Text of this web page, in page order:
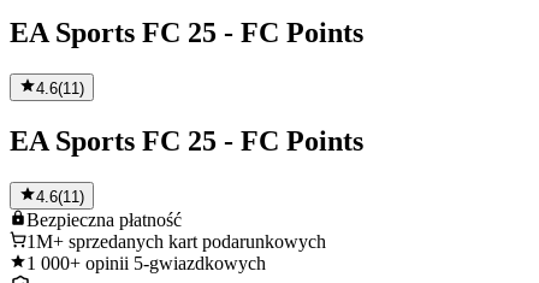
EA Sports FC 25 - FC Points
4.6(11 )
EA Sports FC 25 - FC Points
4.6(11)
Bezpieczna płatność
1M+ sprzedanych kart podarunkowych
1 000+ opinii 5-gwiazdkowych